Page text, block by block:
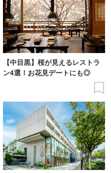
【中目黒】桜が見えるレストラ
ン4選！お花見デートにも◎